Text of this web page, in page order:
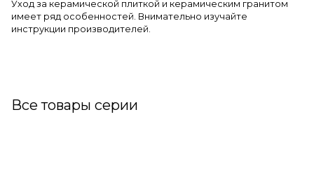
Уход за керамической плиткой и керамическим гранитом
имеет ряд особенностей. Внимательно изучайте
инструкции производителей.
Все товары серии